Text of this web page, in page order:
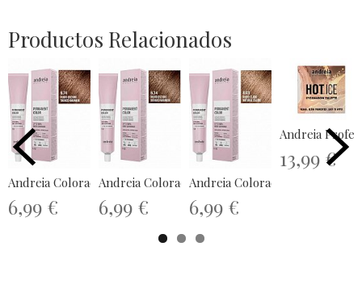
Productos Relacionados
Andreia Coloración Permanente 100ml...
6,99 €
Andreia Coloración Permanente 100ml...
6,99 €
Andreia Coloración
6,99 €
Andreia
13,99 €